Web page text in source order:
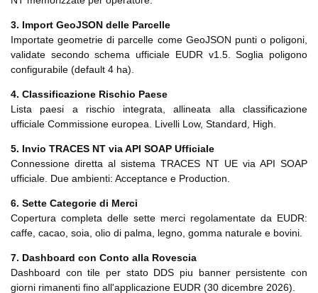
3. Import GeoJSON delle Parcelle
Importate geometrie di parcelle come GeoJSON punti o poligoni,
validate secondo schema ufficiale EUDR v1.5. Soglia poligono
configurabile (default 4 ha).
4. Classificazione Rischio Paese
Lista paesi a rischio integrata, allineata alla classificazione
ufficiale Commissione europea. Livelli Low, Standard, High.
5. Invio TRACES NT via API SOAP Ufficiale
Connessione diretta al sistema TRACES NT UE via API SOAP
ufficiale. Due ambienti: Acceptance e Production.
6. Sette Categorie di Merci
Copertura completa delle sette merci regolamentate da EUDR:
caffe, cacao, soia, olio di palma, legno, gomma naturale e bovini.
7. Dashboard con Conto alla Rovescia
Dashboard con tile per stato DDS piu banner persistente con
giorni rimanenti fino all'applicazione EUDR (30 dicembre 2026).